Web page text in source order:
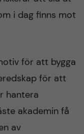
i dag finns mot
för att bygga
för att
hantera
akademin få
av